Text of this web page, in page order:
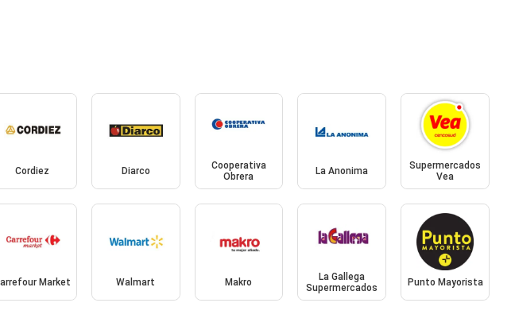
Cordiez Diarco
Cooperativa
Obrera
La Anonima
Supermercados
Vea
Market Walmart Makro
La Gallega
Supermercados
Punto Mayorista